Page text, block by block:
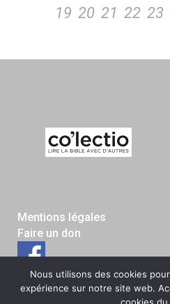
19 20 21 22 23
Mentions légales
Faire un don
Nous utilisons des cookies
expérience sur notre site web.